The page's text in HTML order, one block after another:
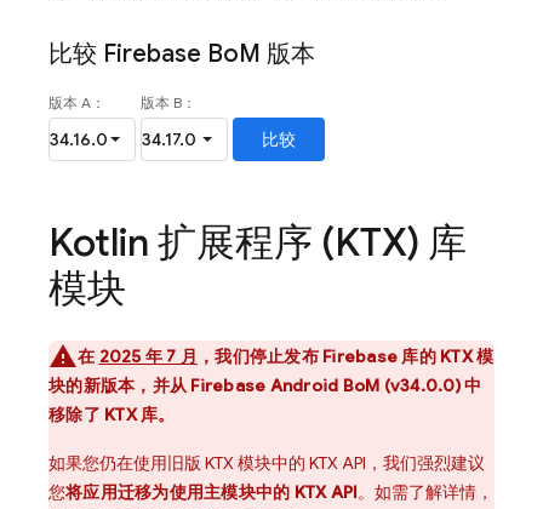
比较 Firebase BoM 版本
Kotlin 扩展程序 (KTX) 库
模块
在 2025 年 7 月 ，我们停止发布 Firebase 库的 KTX 模
块的新版本，并从 Firebase Android BoM (v34.0.0) 中
移除了 KTX 库。
如果您仍在使用旧版 KTX 模块中的 KTX API，我们强烈建议
您将应用迁移为使用主模块中的 KTX API。如需了解详情，